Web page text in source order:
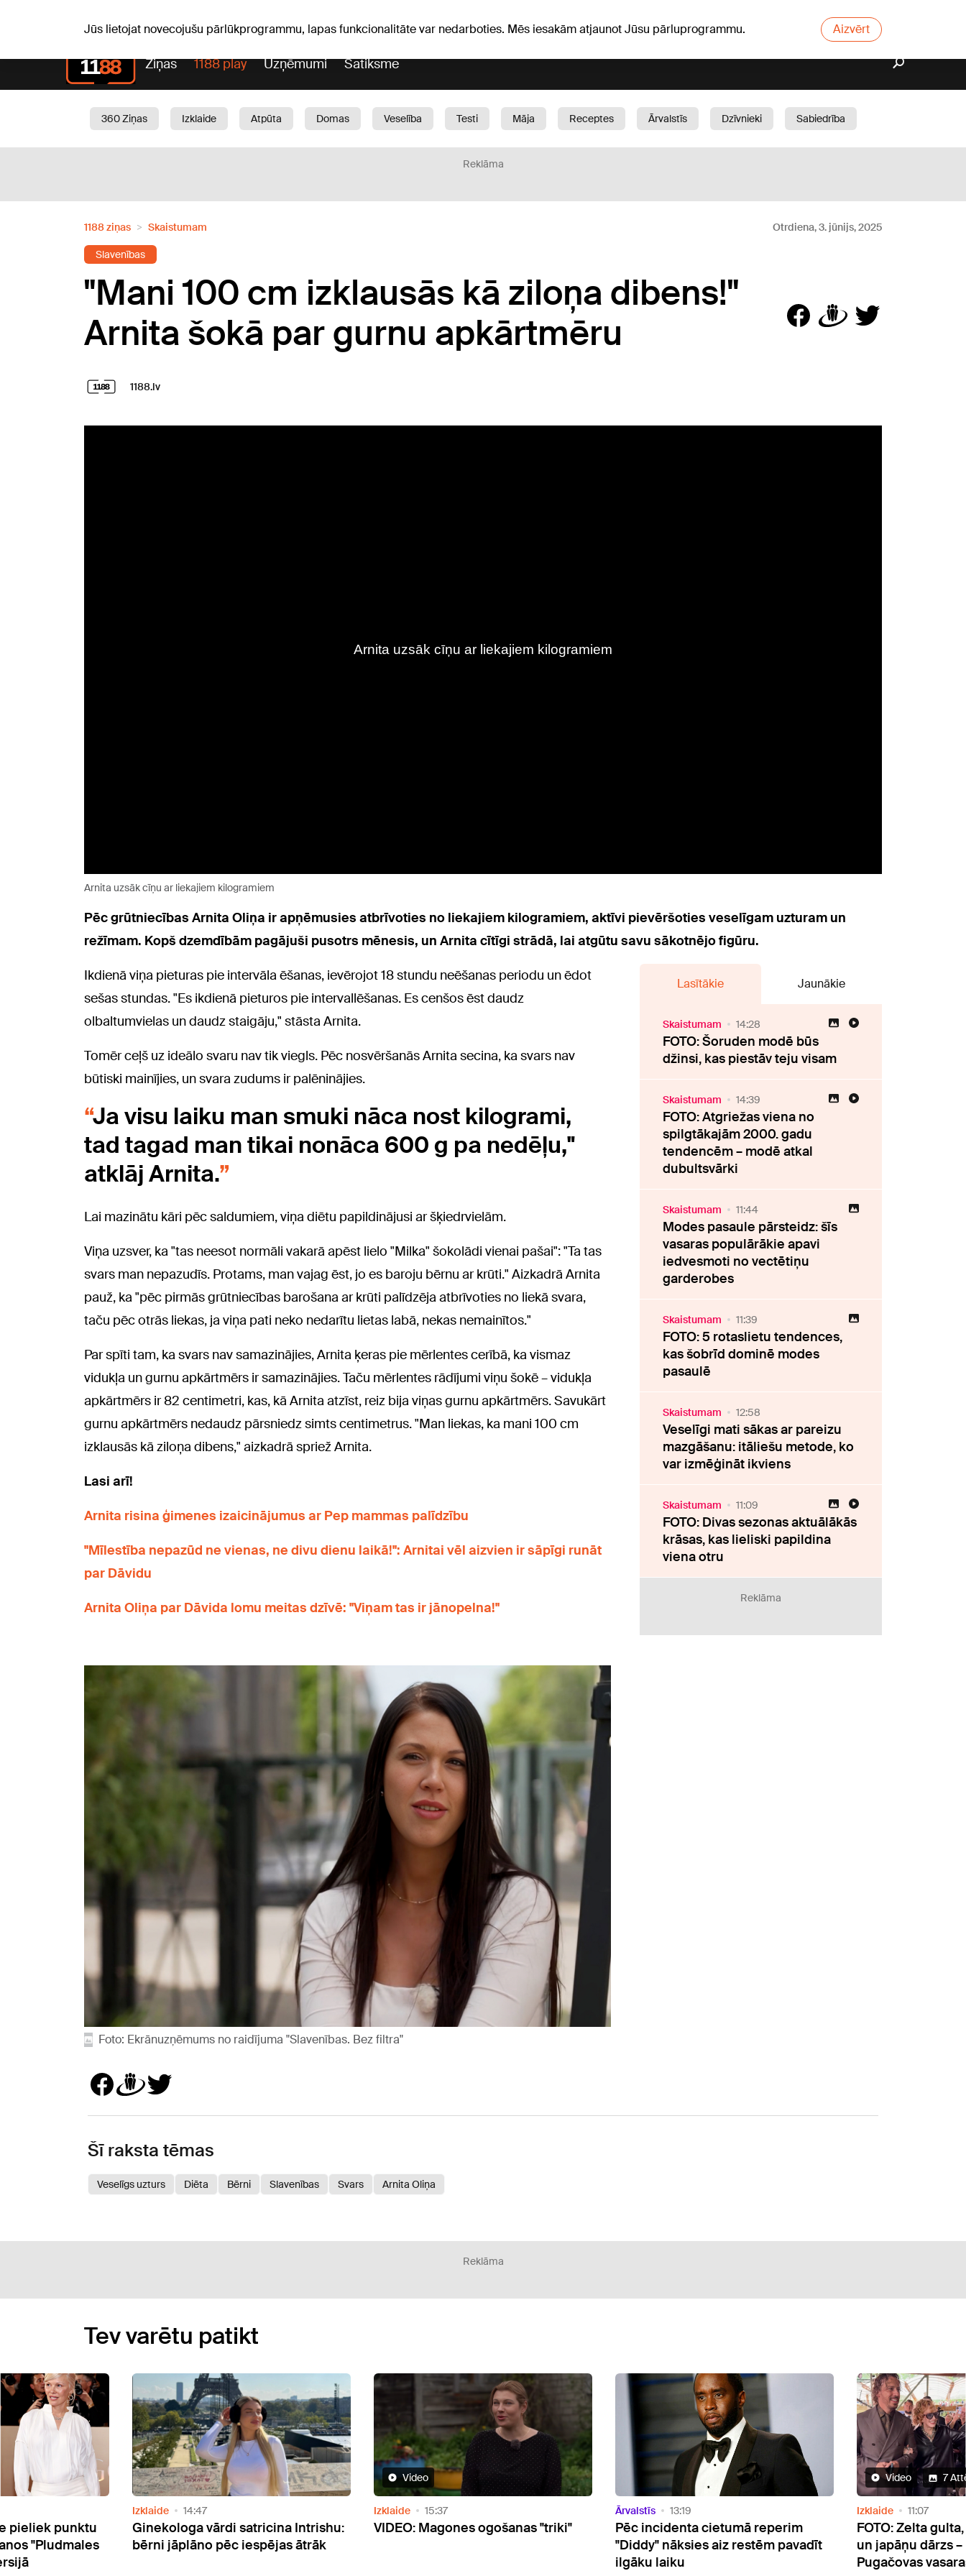
Jūs lietojat novecojušu pārlūkprogrammu, lapas funkcionalitāte var nedarboties. Mēs iesakām atjaunot Jūsu pārluprogrammu. Aizvērt
Ziņas 1188 play Uzņēmumi Satiksme
360 Ziņas Izklaide Atpūta Domas Veselība Testi Māja Receptes Ārvalstīs Dzīvnieki
Sabiedrība
Reklāma
1188 ziņas Skaistumam Otrdiena, 3. jūnijs, 2025
Slavenības
"Mani 100 cm izklausās kā ziloņa dibens!"
Arnita šokā par gurnu apkārtmēru
1188.lv
Arnita uzsāk cīņu ar liekajiem kilogramiem
Pēc grūtniecības Arnita Oliņa ir apņēmusies atbrīvoties no liekajiem kilogramiem, aktīvi pievēršoties veselīgam uzturam un
režīmam. Kopš dzemdībām pagājuši pusotrs mēnesis, un Arnita cītīgi strādā, lai atgūtu savu sākotnējo figūru.
Ikdienā viņa pieturas pie intervāla ēšanas, ievērojot 18 stundu neēšanas periodu un ēdot
sešas stundas. "Es ikdienā pieturos pie intervallēšanas. Es cenšos ēst daudz
olbaltumvielas un daudz staigāju," stāsta Arnita.
Tomēr ceļš uz ideālo svaru nav tik viegls. Pēc nosvēršanās Arnita secina, ka svars nav
būtiski mainījies, un svara zudums ir palēninājies.
Ja visu laiku man smuki nāca nost kilogrami,
tad tagad man tikai nonāca 600 g pa nedēļu,"
atklāj Arnita.
Lai mazinātu kāri pēc saldumiem, viņa diētu papildinājusi ar šķiedrvielām.
Viņa uzsver, ka "tas neesot normāli vakarā apēst lielo "Milka" šokolādi vienai pašai": "Ta tas
svars man nepazudīs. Protams, man vajag ēst, jo es baroju bērnu ar krūti." Aizkadrā Arnita
pauž, ka "pēc pirmās grūtniecības barošana ar krūti palīdzēja atbrīvoties no liekā svara,
taču pēc otrās liekas, ja viņa pati neko nedarītu lietas labā, nekas nemainītos."
Par spīti tam, ka svars nav samazinājies, Arnita ķeras pie mērlentes cerībā, ka vismaz
vidukļa un gurnu apkārtmērs ir samazinājies. Taču mērlentes rādījumi viņu šokē – vidukļa
apkārtmērs ir 82 centimetri, kas, kā Arnita atzīst, reiz bija viņas gurnu apkārtmērs. Savukārt
gurnu apkārtmērs nedaudz pārsniedz simts centimetrus. "Man liekas, ka mani 100 cm
izklausās kā ziloņa dibens," aizkadrā spriež Arnita.
Lasi arī!
Arnita risina ģimenes izaicinājumus ar Pep mammas palīdzību
"Mīlestība nepazūd ne vienas, ne divu dienu laikā!": Arnitai vēl aizvien ir sāpīgi runāt
par Dāvidu
Arnita Oliņa par Dāvida lomu meitas dzīvē: "Viņam tas ir jānopelna!"
Foto: Ekrānuzņēmums no raidījuma "Slavenības. Bez filtra"
Lasītākie Jaunākie
Skaistumam 14:28
FOTO: Šoruden modē būs
džinsi, kas piestāv teju visam
Skaistumam 14:39
FOTO: Atgriežas viena no
spilgtākajām 2000. gadu
tendencēm – modē atkal
dubultsvārki
Skaistumam 11:44
Modes pasaule pārsteidz: šīs
vasaras populārākie apavi
iedvesmoti no vectētiņu
garderobes
Skaistumam 11:39
FOTO: 5 rotaslietu tendences,
kas šobrīd dominē modes
pasaulē
Skaistumam 12:58
Veselīgi mati sākas ar pareizu
mazgāšanu: itāliešu metode, ko
var izmēģināt ikviens
Skaistumam 11:09
FOTO: Divas sezonas aktuālākās
krāsas, kas lieliski papildina
viena otru
Reklāma
Šī raksta tēmas
Veselīgs uzturs Diēta Bērni Slavenības Svars Arnita Oliņa
Reklāma
Tev varētu patikt
pieliek punktu
"Pludmales
Izklaide 14:47
Ginekologa vārdi satricina Intrishu:
bērni jāplāno pēc iespējas ātrāk
Video
Izklaide 15:37
VIDEO: Magones ogošanas "triki"
Ārvalstīs 13:19
Pēc incidenta cietumā reperim
"Diddy" nāksies aiz restēm pavadīt
ilgāku laiku
Video 7
Izklaide 11:07
FOTO: Zelta
un japāņu dārzs
Pugačovas